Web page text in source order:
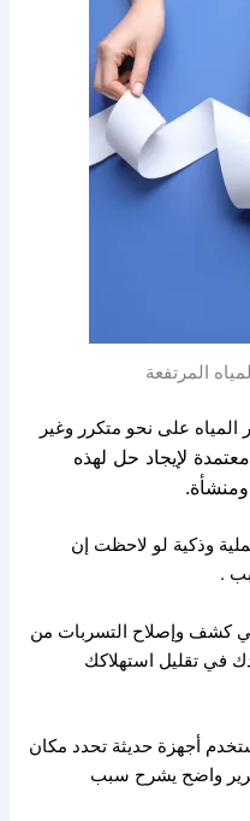
المرتفعة
المياه على نحو متكرر وغير
لإيجاد حل لهذه
وذكية لو لاحظت إن
.
كشف وإصلاح التسربات من
في تقليل استهلاكك
أجهزة حديثة تحدد مكان
واضح يشرح سبب